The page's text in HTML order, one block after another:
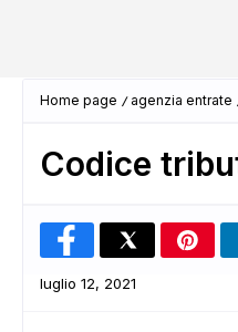
Home page agenzia entrate
Codice
luglio 12, 2021